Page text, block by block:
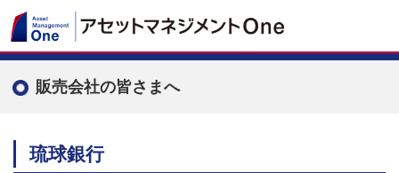
販売会社の皆さまへ
琉球銀行